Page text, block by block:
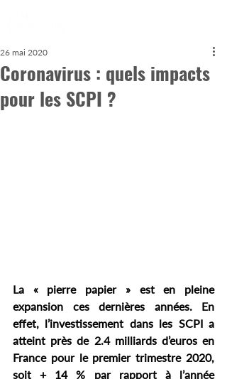
Coronavirus : quels impacts
pour les SCPI ?
26 mai 2020
La « pierre papier » est en pleine
expansion ces dernières années. En
effet, l’investissement dans les SCPI a
atteint près de 2.4 milliards d’euros en
France pour le premier trimestre 2020,
soit + 14 % par rapport à l’année